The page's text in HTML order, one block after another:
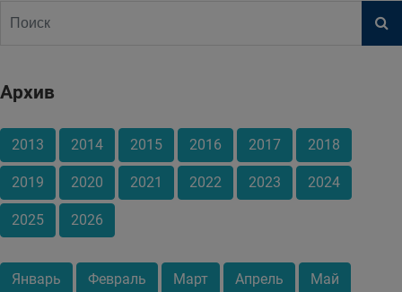
Архив
2013 2014 2015 2016 2017 2018
2019 2020 2021 2022 2023 2024
2025 2026
Январь Февраль Март Апрель Май